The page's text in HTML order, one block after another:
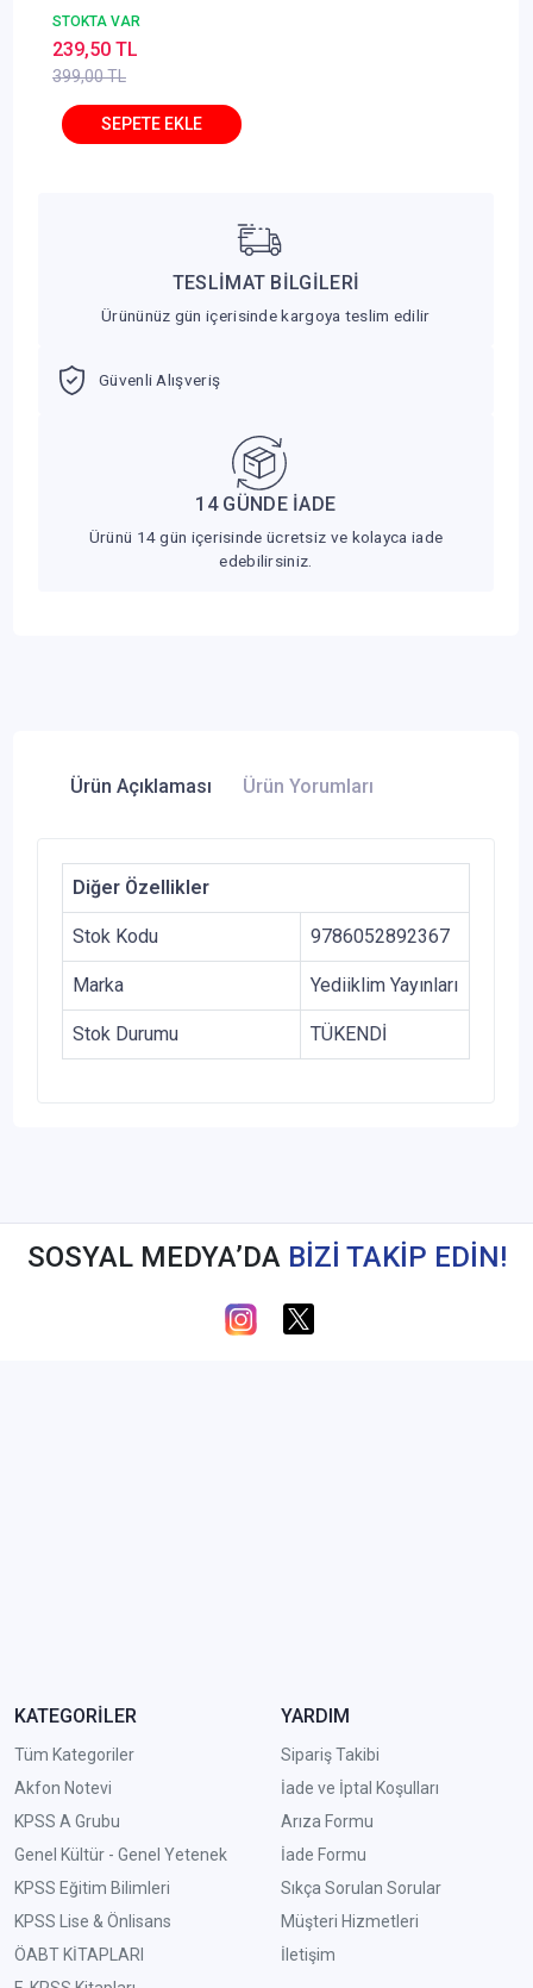
Kültürel Bilgiler
Çalışma Kitabı (65
Deneme İlaveli) -
Aydın Yüce, Emrah
Vahap Özkaraca
STOKTA VAR
399,00 TL
239,50 TL
TESLİMAT BİLGİLERİ
Ürününüz gün içerisinde kargoya teslim edilir
Güvenli Alışveriş
14 GÜNDE İADE
Ürünü 14 gün içerisinde ücretsiz ve kolayca iade
edebilirsiniz.
Ürün Açıklaması Ürün Yorumları
Diğer Özellikler
Stok Kodu 9786052892367
Marka Yediiklim Yayınları
Stok Durumu TÜKENDİ
SOSYAL MEDYA’DA BİZİ TAKİP EDİN!
KATEGORİLER
Tüm Kategoriler
Akfon Notevi
KPSS A Grubu
Genel Kültür - Genel Yetenek
KPSS Eğitim Bilimleri
KPSS Lise & Önlisans
ÖABT KİTAPLARI
YARDIM
Sipariş Takibi
İade ve İptal Koşulları
Arıza Formu
İade Formu
Sıkça Sorulan Sorular
Müşteri Hizmetleri
İletişim